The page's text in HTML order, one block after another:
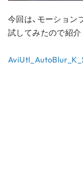
今回は、モーショ
試してみたので紹介